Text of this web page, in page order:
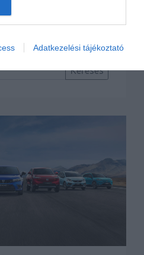
Adatkezelési tájékoztató
Civic